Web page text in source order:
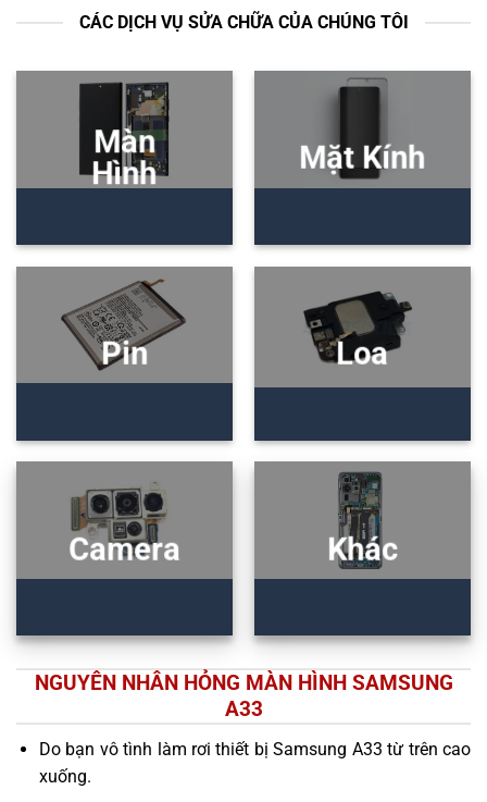
CÁC DỊCH VỤ SỬA CHỮA CỦA CHÚNG TÔI
Màn
Hình
Mặt Kính
Pin Loa
Camera Khác
NGUYÊN NHÂN HỎNG MÀN HÌNH SAMSUNG
A33
Do bạn vô tình làm rơi thiết bị Samsung A33 từ trên cao
xuống.